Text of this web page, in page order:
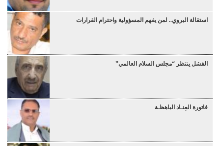
استقالة البروي.. لمن يفهم المسؤولية واحترام القرارات
الفشل ينتظر “مجلس السلام العالمي”
فاتورة العِنـاد الباهظـة